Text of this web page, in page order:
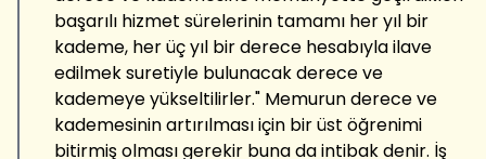
başarılı hizmet sürelerinin tamamı her yıl bir
kademe, her üç yıl bir derece hesabıyla ilave
edilmek suretiyle bulunacak derece ve
kademeye yükseltilirler." Memurun derece ve
kademesinin artırılması için bir üst öğrenimi
bitirmiş olması gerekir buna da intibak denir. İş